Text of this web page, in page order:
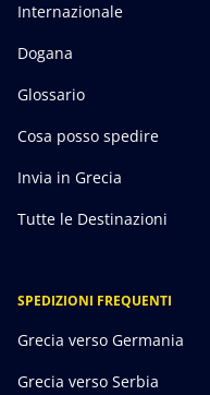
Internazionale
Dogana
Glossario
Cosa posso spedire
Invia in Grecia
Tutte le Destinazioni
SPEDIZIONI FREQUENTI
Grecia verso Germania
Grecia verso Serbia